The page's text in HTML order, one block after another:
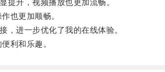
升，视频播放也更加流畅。
也更加顺畅。
进一步优化了我的在线体验。
利和乐趣。